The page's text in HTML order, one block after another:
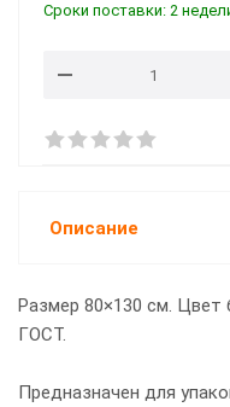
Сроки поставки: 2
Описание
Размер 80×130 см. Цвет
ГОСТ.
Предназначен для